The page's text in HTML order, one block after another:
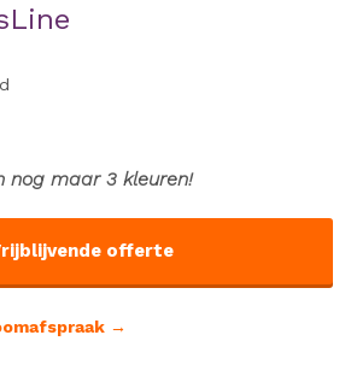
nog maar 3 kleuren!
offerte
→